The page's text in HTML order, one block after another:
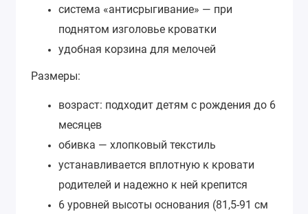
система «антисрыгивание» — при
поднятом изголовье кроватки
удобная корзина для мелочей
Размеры:
возраст: подходит детям с рождения до 6
месяцев
обивка — хлопковый текстиль
устанавливается вплотную к кровати
родителей и надежно к ней крепится
6 уровней высоты основания (81,5-91 см